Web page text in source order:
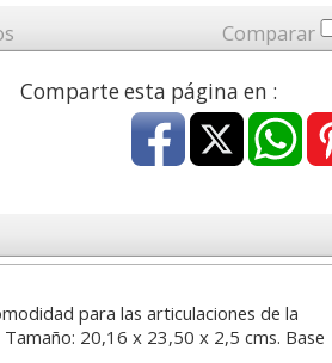
Comparar
Comparte esta página en :
para las articulaciones de la
20,16 x 23,50 x 2,5 cms. Base
Pro 8600
negro
moldeable maleable
para carboncillo o
grafito